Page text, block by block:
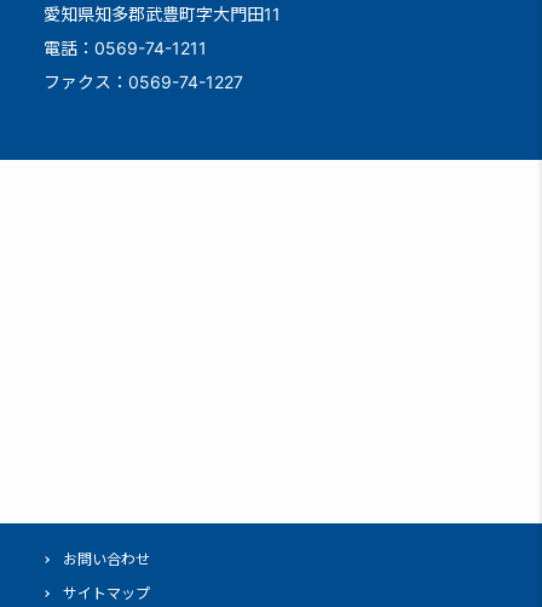
愛知県知多郡武豊町字大門田11
電話：0569-74-1211
ファクス：0569-74-1227
お問い合わせ
サイトマップ